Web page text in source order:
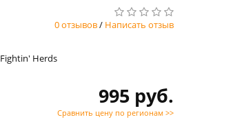
0 отзывов/ Написать отзыв
Herds
995 руб.
Сравнить цену по регионам >>